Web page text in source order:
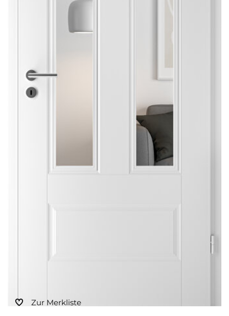
Dachboden­treppen
Zur Merkliste